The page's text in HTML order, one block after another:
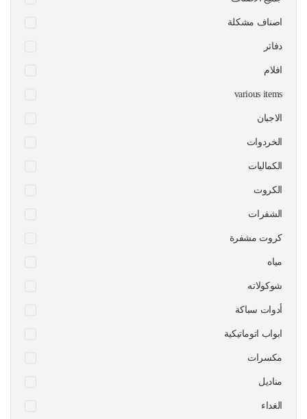
اصناف مشكلة
دفاتر
افلام
various items
الاجبان
الخردوات
الكماليات
الكروت
الشفرات
كروت مشفرة
مياه
شوكولاته
أدوات سباكة
ابواب اتوماتيكية
مكسرات
مناديل
الغداء